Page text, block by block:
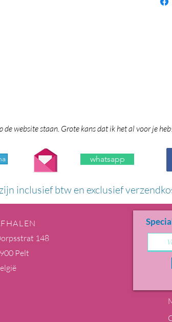
website staan. Grote kans dat ik het al voor je
whatsapp
inclusief btw en exclusief
148
Pelt